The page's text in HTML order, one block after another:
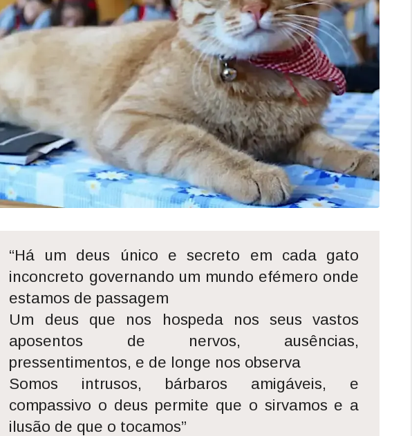
“Há um deus único e secreto em cada gato
inconcreto governando um mundo efémero onde
estamos de passagem
Um deus que nos hospeda nos seus vastos
aposentos de nervos, ausências,
pressentimentos, e de longe nos observa
Somos intrusos, bárbaros amigáveis, e
compassivo o deus permite que o sirvamos e a
ilusão de que o tocamos”